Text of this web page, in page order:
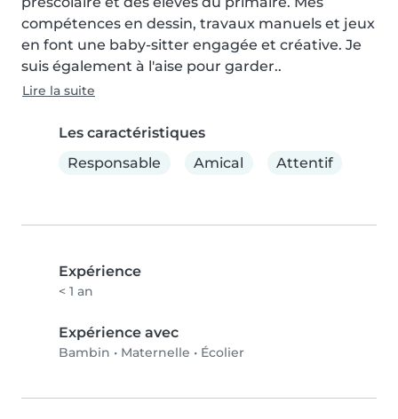
compétences en dessin, travaux manuels et jeux
en font une baby-sitter engagée et créative. Je
suis également à l'aise pour garder..
Lire la suite
Les caractéristiques
Responsable
Amical Attentif
Expérience
< 1 an
Expérience avec
Bambin • Maternelle • Écolier